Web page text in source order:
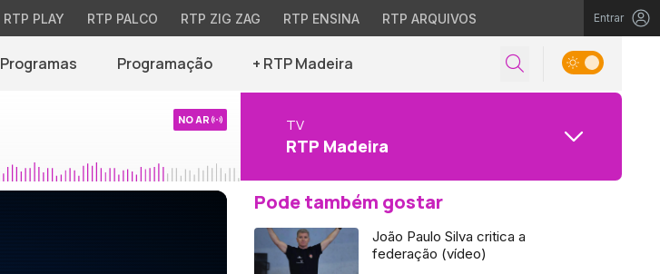
RTP PLAY RTP PALCO RTP ZIG ZAG RTP ENSINA RTP ARQUIVOS Entrar
Programas Programação + RTP Madeira
NO AR TV
RTP Madeira
Pode também gostar
João Paulo Silva critica a
federação (vídeo)